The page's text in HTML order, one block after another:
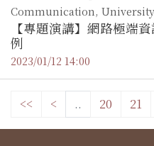
Communication, University
【專題演講】網路極端
例
2023/01/12 14:00
<< < .. 20 21